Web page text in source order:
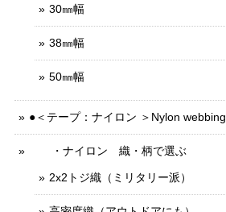
30㎜幅
38㎜幅
50㎜幅
●＜テープ：ナイロン ＞Nylon webbing
・ナイロン 織・柄で選ぶ
2x2トジ織（ミリタリー派）